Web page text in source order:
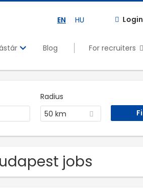
EN HU Login
Blog For recruiters
Radius
50 km
jobs